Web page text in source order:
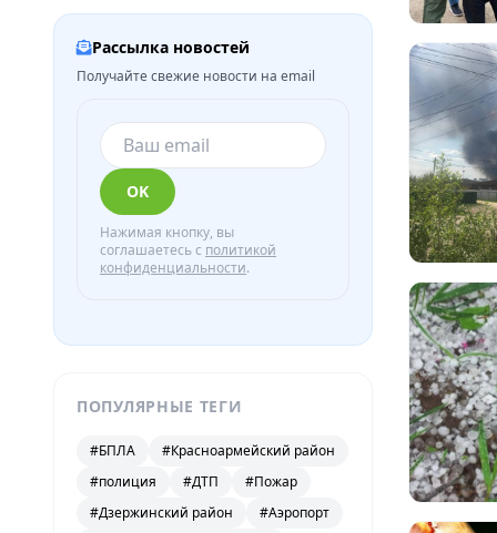
Рассылка новостей
Получайте свежие новости на email
OK
Нажимая кнопку, вы
соглашаетесь с политикой
конфиденциальности.
ПОПУЛЯРНЫЕ ТЕГИ
#БПЛА
#Красноармейский район
#полиция
#ДТП
#Пожар
#Дзержинский район
#Аэропорт